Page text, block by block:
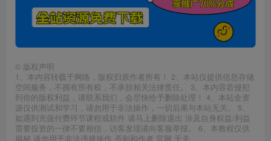
© 版权声明
1、本内容转载于网络，版权归原作者所有！ 2、本站仅提供信息存储
空间服务，不拥有所有权，不承担相关法律责任。 3、本内容若侵犯
到你的版权利益，请联系我们，会尽快给予删除处理！ 4、本站全资
源仅供测试和学习，请勿用于非法操作，一切后果与本站无关。 5、
如遇到充值付费环节课程或软件 请马上删除退出 涉及自身权益/利益
需要投资的一律不要相信，访客发现请向客服举报。 6、本教程仅供
揭秘 请勿用于非法违规操作 否则和作者 官网 无关